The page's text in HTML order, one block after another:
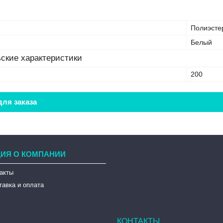
Белый
характеристики
200
заказа
О КОМПАНИИ
и оплата